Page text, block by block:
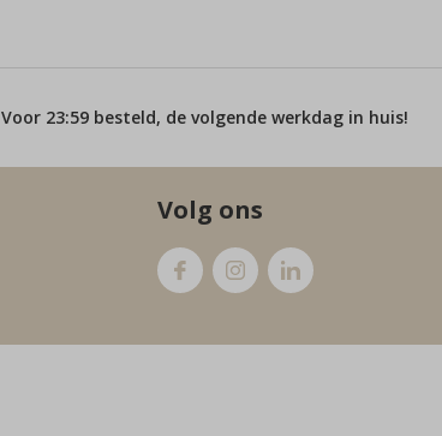
Voor 23:59 besteld, de volgende werkdag in huis!
Volg ons